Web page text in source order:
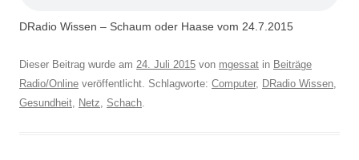
DRadio Wissen – Schaum oder Haase vom 24.7.2015
Dieser Beitrag wurde am 24. Juli 2015 von mgessat in Beiträge
Radio/Online veröffentlicht. Schlagworte: Computer, DRadio Wissen
Gesundheit Netz Schach